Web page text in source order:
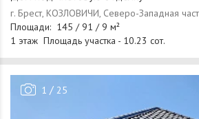
1 / 25